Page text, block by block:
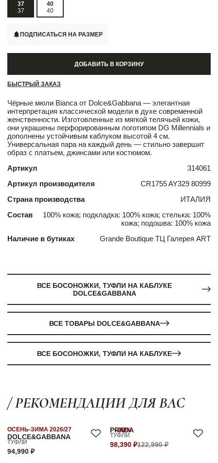
37
37
40
40
ПОДПИСАТЬСЯ НА РАЗМЕР
ДОБАВИТЬ В КОРЗИНУ
БЫСТРЫЙ ЗАКАЗ
Чёрные мюли Bianca от Dolce&Gabbana — элегантная
интерпретация классической модели в духе современной
женственности. Изготовленные из мягкой телячьей кожи,
они украшены перфорированным логотипом DG Millennials и
дополнены устойчивым каблуком высотой 4 см.
Универсальная пара на каждый день — стильно завершит
образ с платьем, джинсами или костюмом.
Артикул
314061
Артикул производителя
CR1755 AY329 80999
Страна производства
ИТАЛИЯ
Состав
100% кожа; подкладка: 100% кожа; стелька: 100%
кожа; подошва: 100% кожа
Наличие в бутиках
Grande Boutique ТЦ Галерея ART
ВСЕ БОСОНОЖКИ, ТУФЛИ НА КАБЛУКЕ
DOLCE&GABBANA
ВСЕ ТОВАРЫ DOLCE&GABBANA
ВСЕ БОСОНОЖКИ, ТУФЛИ НА КАБЛУКЕ
/ РЕКОМЕНДАЦИИ ДЛЯ ВАС
DOLCE&GABBANA
ОСЕНЬ-ЗИМА 2026/27
ТУФЛИ
94,990 ₽
-20%
PRADA
ТУФЛИ
98,390 ₽122,990 ₽